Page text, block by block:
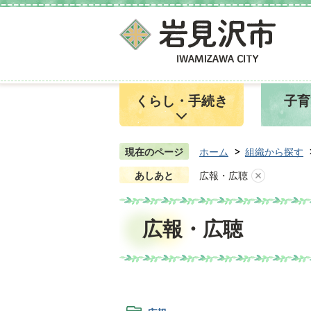
くらし・手続き 子
現在のページ ホーム
組織から探す
あしあと
広報・広聴
広報・広聴